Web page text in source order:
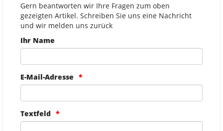
Gern beantworten wir Ihre Fragen zum oben
gezeigten Artikel. Schreiben Sie uns eine Nachricht
und wir melden uns zurück
Ihr Name
E-Mail-Adresse
Textfeld